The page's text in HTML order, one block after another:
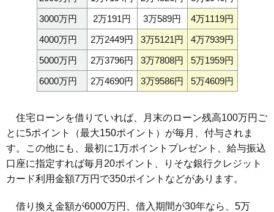
3000万円
2万191円 3万589円
4万1119円
4000万円
2万2449円 3万5121円
4万7939円
5000万円
2万3796円 3万7808円
5万1959円
6000万円
2万4690円 3万9586円 5万4609円
住宅ローンを借りていれば、月末のローン残高100万円ご
とに5ポイント（最大150ポイント）が毎月、付与されま
す。この他にも、最初に1万ポイントプレゼント、給与振込
口座に指定すれば毎月20ポイント、りそな銀行クレジット
カード利用金額7万円で350ポイントなどがあります。
借り換え金額が6000万円、借入期間が30年なら、5万